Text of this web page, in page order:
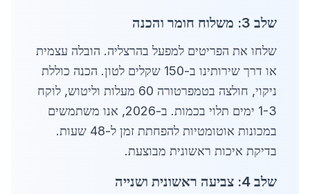
שלב 3: משלוח חומר והכנה
שלחו את הפריטים למפעל בהרצליה. הובלה עצמית
או דרך שירותינו ב-150 שקלים לטון. הכנה כוללת
ניקוי, חולצה בטמפרטורה 60 מעלות וליטוש, לוקח
1-3 ימים תלוי בכמות. ב-2026, אנו משתמשים
במכונות אוטומטיות להפחתת זמן ל-48 שעות.
בדיקת איכות ראשונית מבוצעת.
שלב 4: צביעה ראשונית ושנייה